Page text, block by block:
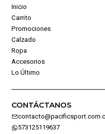
Inicio
Carrito
Promociones
Calzado
Ropa
Accesorios
Lo Último
CONTÁCTANOS
573125119637